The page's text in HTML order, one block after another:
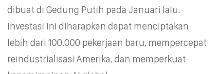
dibuat di Gedung Putih pada Januari lalu.
Investasi ini diharapkan dapat menciptakan
lebih dari 100.000 pekerjaan baru, mempercepat
reindustrialisasi Amerika, dan memperkuat